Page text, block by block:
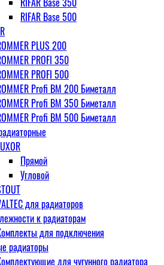
RIFAR Base 500
PLUS 200
PROFI 350
PROFI 500
Profi BM 200 Биметалл
Profi BM 350 Биметалл
Profi BM 500 Биметалл
Прямой
Угловой
для радиаторов
к радиаторам
для подключения
радиаторы
для чугунного радиатора